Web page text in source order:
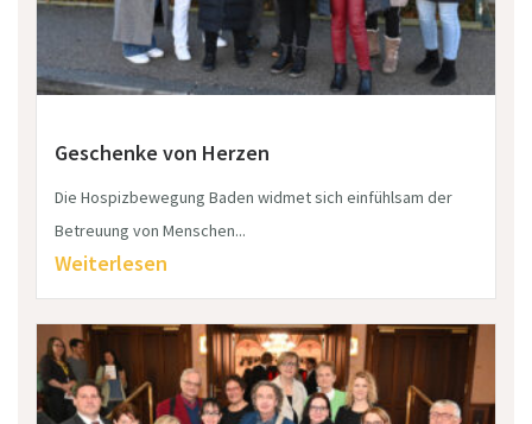
Geschenke von Herzen
Die Hospizbewegung Baden widmet sich einfühlsam der
Betreuung von Menschen...
Weiterlesen